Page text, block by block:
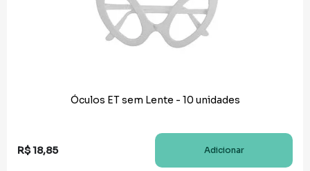
Óculos ET sem Lente - 10 unidades
R$18,85 Adicionar